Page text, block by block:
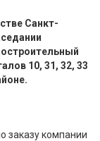
Санкт-
10, 31, 32, 33
заказу компании